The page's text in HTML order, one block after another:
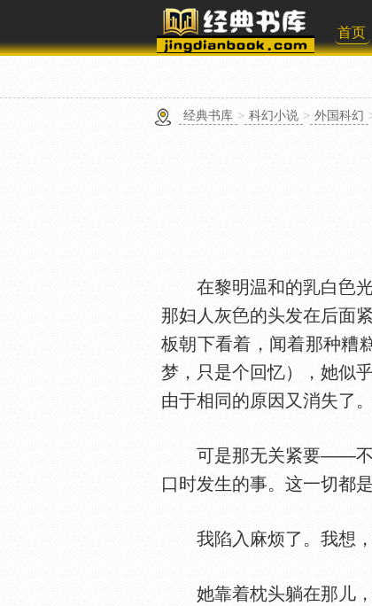
首页
经典书库 > 科幻小说 > 外国科幻
在黎明温和的 白
那妇人灰
的头发在后面
板朝下看着，闻着那种糟
梦，只是个回忆），她似
由于相同的原因又消失了。
可是那无关紧要——不是
口时发生的事。这一切都
我陷入麻烦了。我想，
她靠着枕头躺在那儿，